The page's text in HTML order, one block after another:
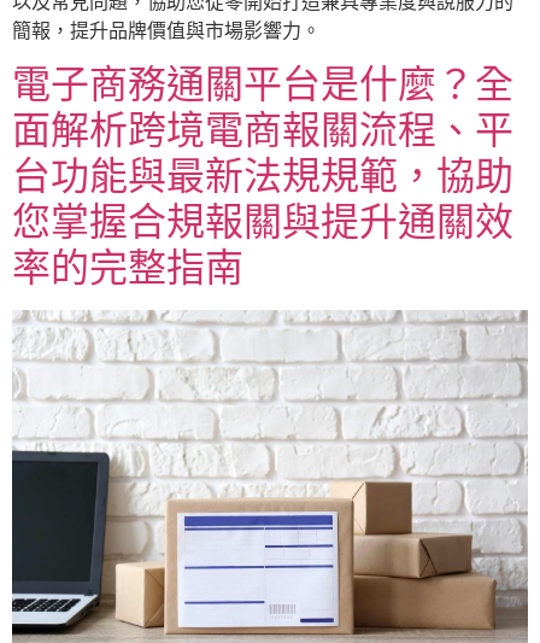
簡報，提升品牌價值與市場影響力。
電子商務通關平台是什麼？全
面解析跨境電商報關流程、平
台功能與最新法規規範，協助
您掌握合規報關與提升通關效
率的完整指南